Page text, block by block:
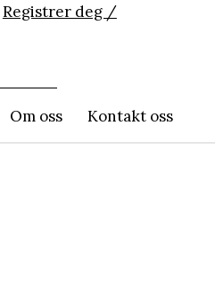
Registrer deg /
Om oss Kontakt oss